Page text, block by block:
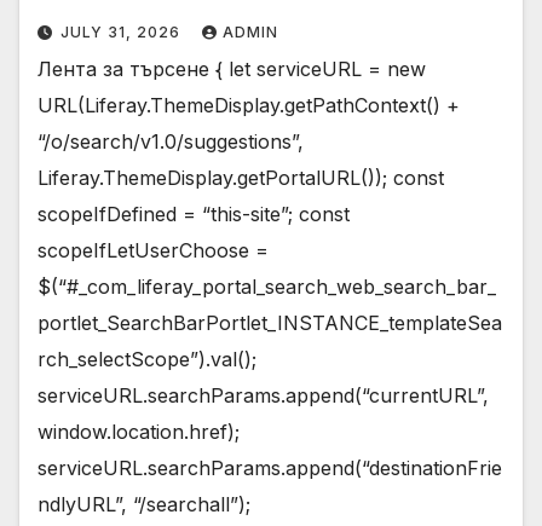
JULY 31, 2026 ADMIN
Лента за търсене { let serviceURL = new
URL(Liferay.ThemeDisplay.getPathContext() +
“/o/search/v1.0/suggestions”,
Liferay.ThemeDisplay.getPortalURL()); const
scopeIfDefined = “this-site”; const
scopeIfLetUserChoose =
$(“#_com_liferay_portal_search_web_search_bar_
portlet_SearchBarPortlet_INSTANCE_templateSea
rch_selectScope”).val();
serviceURL.searchParams.append(“currentURL”,
window.location.href);
serviceURL.searchParams.append(“destinationFrie
ndlyURL”, “/searchall”);